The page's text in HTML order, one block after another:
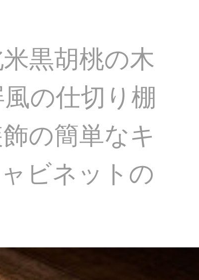
黒胡桃の木
の仕切り棚
の簡単なキ
ビネットの